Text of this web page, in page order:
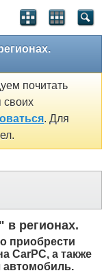
почитать
своих
. Для
в регионах.
приобрести
CarPC, а также
автомобиль.